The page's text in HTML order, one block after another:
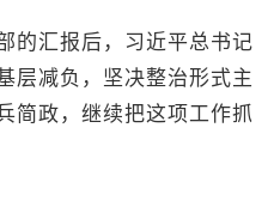
汇报后，习近平总书记
层减负，坚决整治形式主
简政，继续把这项工作抓